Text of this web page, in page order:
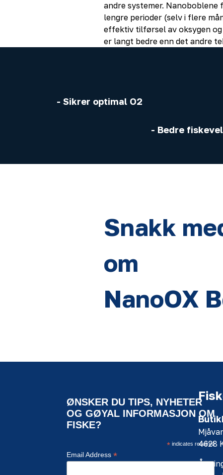
andre systemer.
lengre perioder (selv i flere
effektiv tilførsel av oksygen
er langt bedre enn det andre
- Sikrer optimal O2
- Bedre
Snakk
om
NanoOX
ØNSKER DU TIPS, NYHETER
OG GØYAL INFORMASJON OM
FISKE?
*indicates required
Email Address *
4628